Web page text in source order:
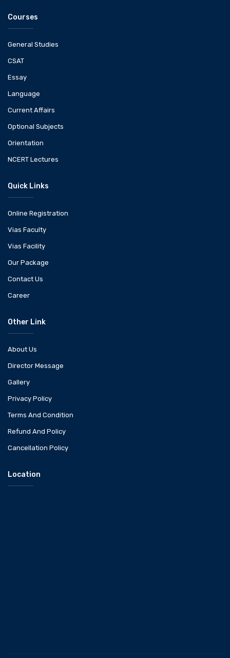
Courses
General Studies
CSAT
Essay
Language
Current Affairs
Optional Subjects
Orientation
NCERT Lectures
Quick Links
Online Registration
Vias Faculty
Vias Facility
Our Package
Contact Us
Career
Other Link
About Us
Director Message
Gallery
Privacy Policy
Terms And Condition
Refund And Policy
Cancellation Policy
Location